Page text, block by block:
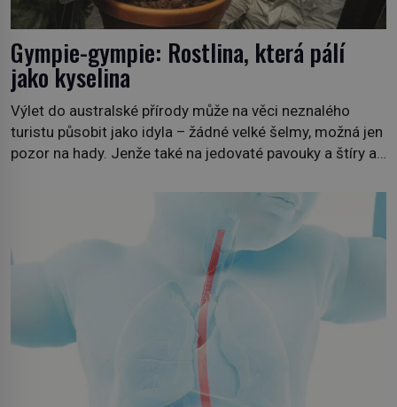
Gympie-gympie: Rostlina, která pálí
jako kyselina
Výlet do australské přírody může na věci neznalého
turistu působit jako idyla – žádné velké šelmy, možná jen
pozor na hady. Jenže také na jedovaté pavouky a štíry a
Stačí letmý dotyk a ozve se pronikavá bolest, která